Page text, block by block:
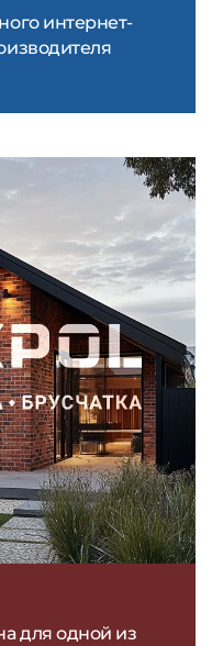
для одной из
интернет-